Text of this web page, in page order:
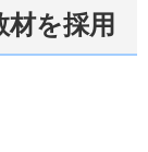
を採用